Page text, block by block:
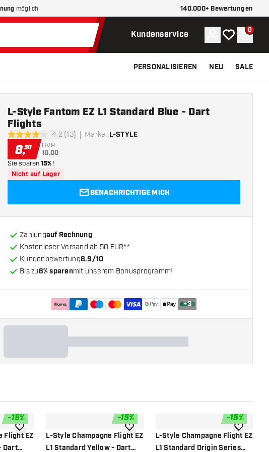
möglich 140.000+ Bewertungen
Kundenservice Konto
Meine 0
PERSONALISIEREN NEU SALE
4.2 Bewertungssterne
4.2 (13) Marke: L-STYLE
L-Style Fantom EZ L1 Standard Blue - Dart
Flights
8,50 UVP:
10,00
Sie sparen15%!
Nicht auf Lager
BENACHRICHTIGE MICH
Zahlungauf Rechnung
Kostenloser Versand ab 50 EUR**
Kundenbewertung8.9/10
Bis zu6% sparenmit unserem Bonusprogramm!
+3
-15%
Flight EZ
Dart
Zur Wunschliste hinzufügen
-15%
L-Style Champagne Flight EZ
L1 Standard Yellow - Dart
Zur Wunschliste hinzufügen
-15%
L-Style Champagne Flight EZ
L1 Standard Origin Series
Zur